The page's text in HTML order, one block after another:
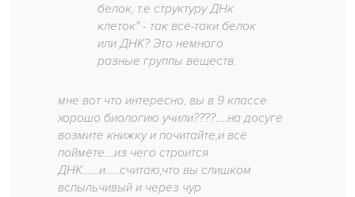
белок, т.е структуру ДНк
клеток" - так все-таки белок
или ДНК? Это немного
разные группы веществ.
мне вот что интересно, вы в 9 классе
хорошо биологию учили????.....на досуге
возмите книжку и почитайте,и всё
поймёте....из чего строится
ДНК.......и......считаю,что вы слишком
вспыльчивый и через чур